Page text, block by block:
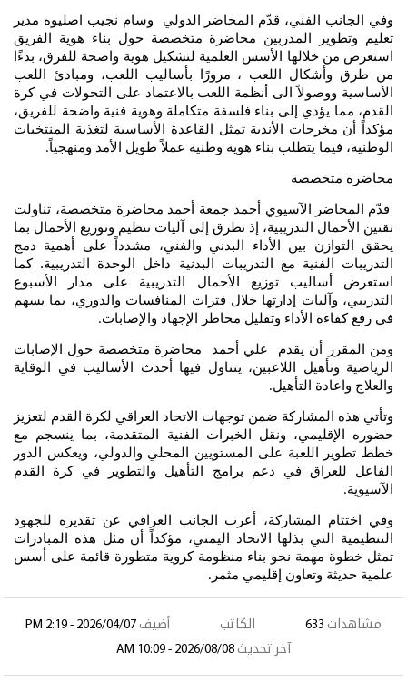
وفي الجانب الفني، قدّم المحاضر الدولي وسام نجيب اصليوه مدير
تعليم وتطوير المدربين محاضرة متخصصة حول بناء هوية الفريق
استعرض من خلالها الأسس العلمية لتشكيل هوية واضحة للفرق، بدءًا
من طرق وأشكال اللعب ، مرورًا بأساليب اللعب، ومبادئ اللعب
الأساسية ووصولاً الى أنظمة اللعب بالاعتماد على التحولات في كرة
القدم، مما يؤدي إلى بناء فلسفة متكاملة وهوية فنية واضحة للفريق،
مؤكداً أن مخرجات الأندية تمثل القاعدة الأساسية لتغذية المنتخبات
الوطنية، فيما يتطلب بناء هوية وطنية عملاً طويل الأمد ومنهجياً.
محاضرة متخصصة
قدّم المحاضر الآسيوي أحمد جمعة أحمد محاضرة متخصصة، تناولت
تقنين الأحمال التدريبية، إذ تطرق إلى آليات تنظيم وتوزيع الأحمال بما
يحقق التوازن بين الأداء البدني والفني، مشدداً على أهمية دمج
التدريبات الفنية مع التدريبات البدنية داخل الوحدة التدريبية. كما
استعرض أساليب توزيع الأحمال التدريبية على مدار الأسبوع
التدريبي، وآليات إدارتها خلال فترات المنافسات والدوري، بما يسهم
في رفع كفاءة الأداء وتقليل مخاطر الإجهاد والإصابات.
ومن المقرر أن يقدم علي أحمد محاضرة متخصصة حول الإصابات
الرياضية وتأهيل اللاعبين، يتناول فيها أحدث الأساليب في الوقاية
والعلاج واعادة التأهيل.
وتأتي هذه المشاركة ضمن توجهات الاتحاد العراقي لكرة القدم لتعزيز
حضوره الإقليمي، ونقل الخبرات الفنية المتقدمة، بما ينسجم مع
خطط تطوير اللعبة على المستويين المحلي والدولي، ويعكس الدور
الفاعل للعراق في دعم برامج التأهيل والتطوير في كرة القدم
الآسيوية.
وفي اختتام المشاركة، أعرب الجانب العراقي عن تقديره للجهود
التنظيمية التي بذلها الاتحاد اليمني، مؤكداً أن مثل هذه المبادرات
تمثل خطوة مهمة نحو بناء منظومة كروية متطورة قائمة على أسس
علمية حديثة وتعاون إقليمي مثمر .
مشاهدات 633 الكاتب أضيف 2026/04/07 - 2:19 PM
آخر تحديث 2026/08/08 - 10:09 AM